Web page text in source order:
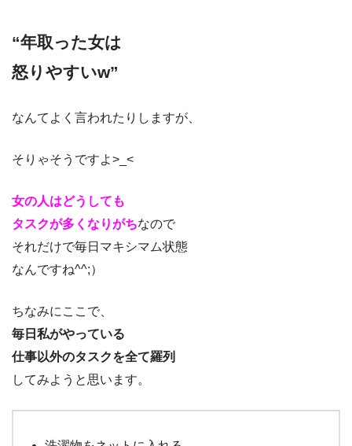
“年取った女は
怒りやすいw”
なんてよく言われたりしますが、
そりゃそうですよ>_<
女の人はどうしても
タスクが多くなりがちなので
それだけで毎日マキシマム状態
なんですね^^;）
ちなみにここで、
毎日私がやっている
仕事以外のタスクを全て羅列
してみようと思います。